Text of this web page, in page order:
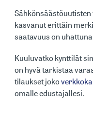
kasvanut erittäin
saatavuus on
Kuuluvatko kynttilät
on hyvä tarkistaa
tilaukset joko
omalle edustajallesi.